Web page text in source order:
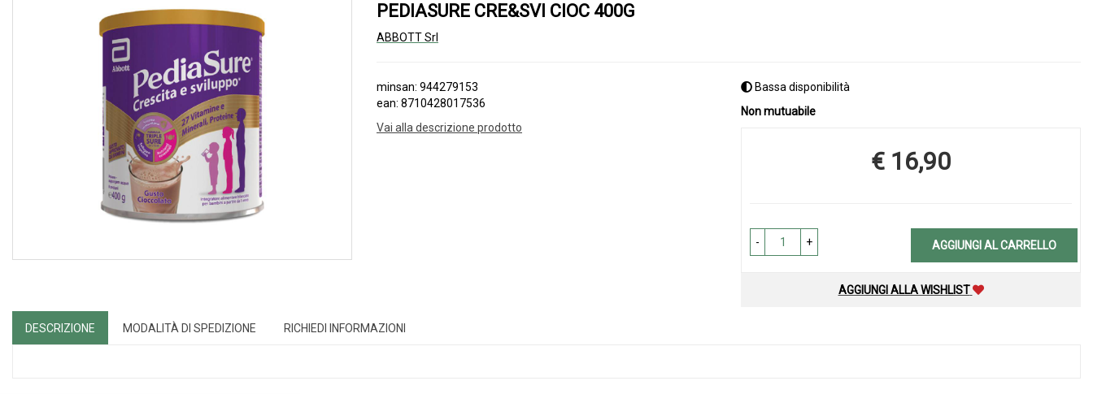
PEDIASURE CRE&SVI CIOC 400G
ABBOTT Srl
minsan: 944279153
ean: 8710428017536
Vai alla descrizione prodotto
Bassa disponibilità
Non mutuabile
Prezzo
€ 16,90
- + AGGIUNGI AL CARRELLO
AGGIUNGI ALLA WISHLIST
DESCRIZIONE MODALITÀ DI SPEDIZIONE RICHIEDI INFORMAZIONI